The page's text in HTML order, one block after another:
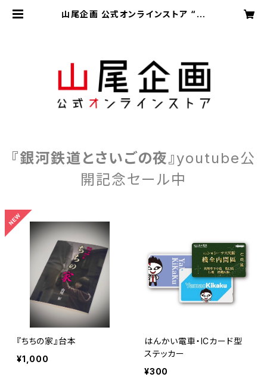
山尾企画 公式オンラインストア “山
『銀河鉄道とさいごの夜』youtube公
開記念セール中
『ちちの家』台本
¥1,000
はんかい電車・ICカード型
ステッカー
¥300